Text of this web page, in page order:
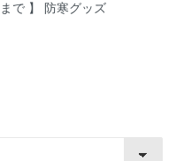
で 】 防寒グッズ